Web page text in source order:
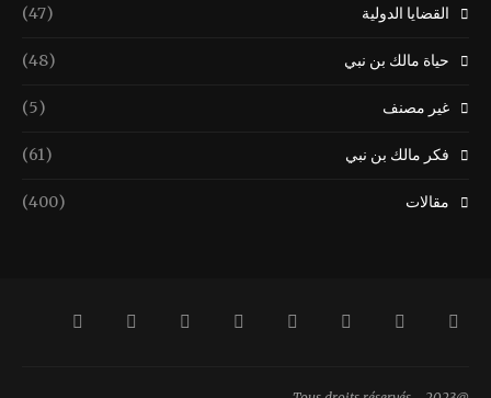
القضايا الدولية (47)
حياة مالك بن نبي (48)
غير مصنف (5)
فكر مالك بن نبي (61)
مقالات (400)